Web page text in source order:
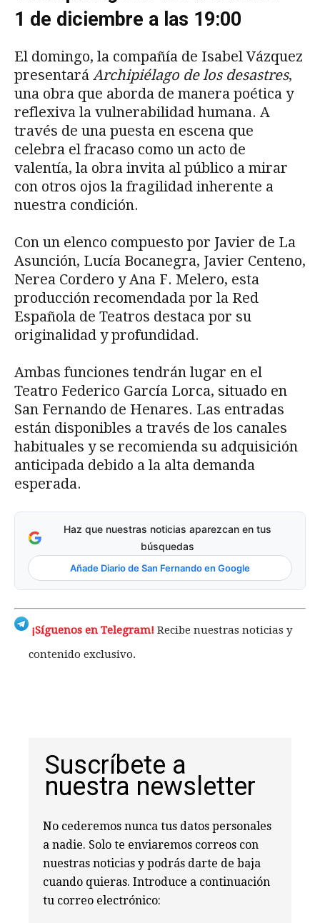
1 de diciembre a las 19:00
El domingo, la compañía de Isabel Vázquez
presentará Archipiélago de los desastres,
una obra que aborda de manera poética y
reflexiva la vulnerabilidad humana. A
través de una puesta en escena que
celebra el fracaso como un acto de
valentía, la obra invita al público a mirar
con otros ojos la fragilidad inherente a
nuestra condición.
Con un elenco compuesto por Javier de La
Asunción, Lucía Bocanegra, Javier Centeno,
Nerea Cordero y Ana F. Melero, esta
producción recomendada por la Red
Española de Teatros destaca por su
originalidad y profundidad.
Ambas funciones tendrán lugar en el
Teatro Federico García Lorca, situado en
San Fernando de Henares. Las entradas
están disponibles a través de los canales
habituales y se recomienda su adquisición
anticipada debido a la alta demanda
esperada.
Haz que nuestras noticias aparezcan en tus
búsquedas
Añade Diario de San Fernando en Google
¡Síguenos en Telegram! Recibe nuestras noticias y
contenido exclusivo.
Suscríbete a
nuestra newsletter
No cederemos nunca tus datos personales
a nadie. Solo te enviaremos correos con
nuestras noticias y podrás darte de baja
cuando quieras. Introduce a continuación
tu correo electrónico: